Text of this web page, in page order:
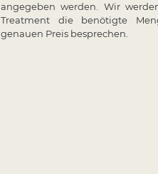
angegeben werden. Wir
Treatment die benötigte
genauen Preis besprechen.